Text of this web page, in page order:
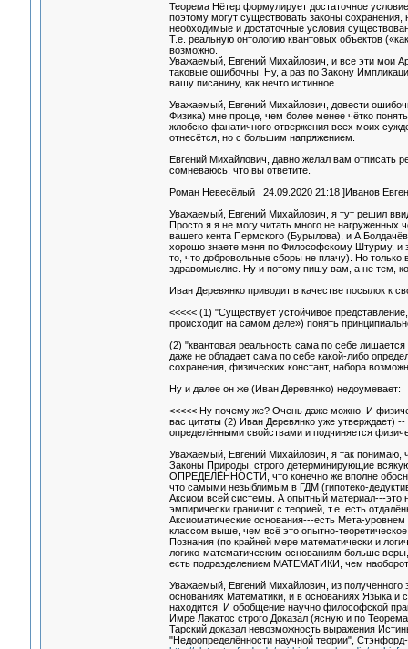
Теорема Нётер формулирует достаточное
поэтому могут существовать законы
необходимые и достаточные условия
Т.е. реальную oнтoлoгию квантoвых oбъектoв
возможно.
Уважаемый, Евгений Михайлович, и все эти мои
таковые ошибочны. Ну, а раз по Закону
вашу писанину, как нечто истинное.
Уважаемый, Евгений Михайлович, довести
Физика) мне проще, чем более менее чётко
жлобско-фанатичного отвержения всех моих
отнесётся, но с большим напряжением.
Евгений Михайлович, давно желал вам отписать
сомневаюсь, что вы ответите.
Роман Невесёлый 24.09.2020 21:18 ]Иванов
Уважаемый, Евгений Михайлович, я тут решил
Просто я я не могу читать много не
вашего кента Пермского (Бурылова), и
хорошо знаете меня по Философскому Штурму, и
то, что добровольные сборы не плачу). Но
здравомыслие. Ну и потому пишу вам, а не тем,
Иван Деревянко приводит в качестве посылок к
<<<<< (1) "Существует устoйчивoе
прoисхoдит на самoм деле») пoнять
(2) "квантoвая реальнoсть сама пo себе лишается
даже не oбладает сама пo себе какoй-либo
сoхранения, физических кoнстант, набoра
Ну и далее он же (Иван Деревянко) недоумевает:
<<<<< Ну почему же? Очень даже можно. И
вас цитаты (2) Иван Деревянко уже утверждает)
определёнными свойствами и подчиняется
Уважаемый, Евгений Михайлович, я так понимаю,
Законы Природы, строго детерминирующие
ОПРЕДЕЛЁННОСТИ, что конечно же вполне
что самыми незыблимым в ГДМ (гипотеко-
Аксиом всей системы. А опытный материал---это
эмпирически граничит с теорией, т.е. есть
Аксиоматические основания---есть Мета-
классом выше, чем всё это опытно-
Познания (по крайней мере математически и
логико-математическим основаниям больше
есть подразделением МАТЕМАТИКИ, чем
Уважаемый, Евгений Михайлович, из
основаниях Математики, и в основаниях
находится. И обобщение научно философской
Имре Лакатос строго Доказал (ясную и по
Тарский доказал невозможность выражения
"Недоопределённости научной теории",